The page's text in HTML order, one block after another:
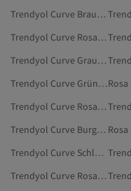
Trendyol Curve Braun Pyjama-Sets
Trendyol Curve Rosa Unterwäsche & Nachtwäsche
Trendyol Curve Grau Pyjama-Sets
Trendyol Curve Grün Pyjama-Sets
Trendyol Curve Rosa Hausbekleidung
Trendyol Curve Burgundrot Schlafanzüge
Trendyol Curve Schlafanzüge
Trendyol Curve Rosa Große Größen